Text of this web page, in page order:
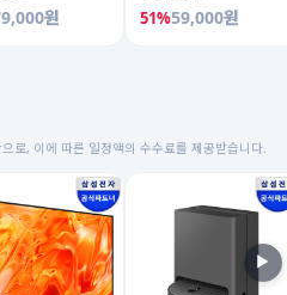
원 51%59,000원
로, 이에 따른 일정액의 수수료를 제공받습니다.
▶